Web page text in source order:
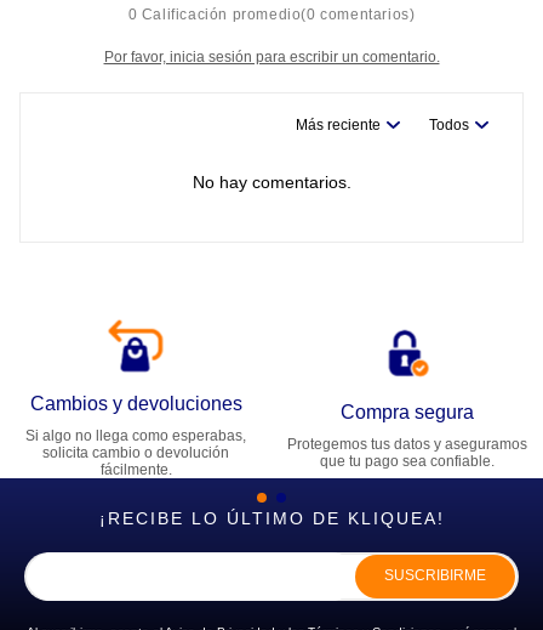
0 Calificación promedio(0 comentarios)
Por favor, inicia sesión para escribir un comentario.
Más reciente Todos
No hay comentarios.
Cambios y devoluciones
Si algo no llega como esperabas,
solicita cambio o devolución
fácilmente.
Compra segura
Protegemos tus datos y aseguramos
que tu pago sea confiable.
¡RECIBE LO ÚLTIMO DE KLIQUEA!
SUSCRIBIRME